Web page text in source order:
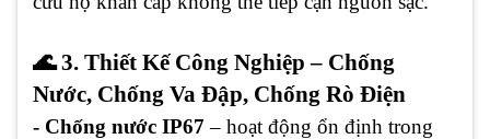
🌊 3. Thiết Kế Công Nghiệp – Chống
Nước, Chống Va Đập, Chống Rò Điện
- Chống nước IP67 – hoạt động ổn định trong